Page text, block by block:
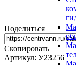
Поделиться
Скопировать
Артикул: У23256